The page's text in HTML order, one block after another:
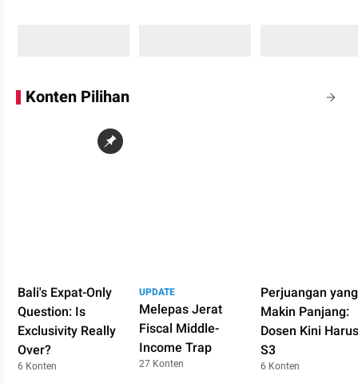
Konten Pilihan
Bali's Expat-Only
Question: Is
Exclusivity Really
Over?
6 Konten
UPDATE
Melepas Jerat
Fiscal Middle-
Income Trap
27 Konten
Perjuangan yang
Makin Panjang:
Dosen Kini Harus
S3
6 Konten